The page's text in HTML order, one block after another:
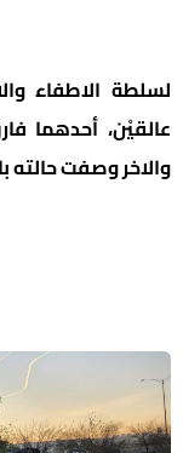
لسلطة الاطفاء
عالقيْن، أحدهما
والاخر وصفت حالته